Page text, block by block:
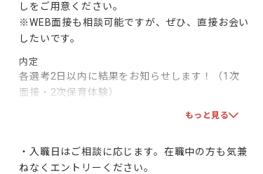
しをご用意ください。
※WEB面接も相談可能ですが、ぜひ、直接お会い
したいです。
内定
各選考2日以内に結果をお知らせします！（1次
面接・2次保育体験）
もっと見る
・入職日はご相談に応じます。在職中の方も気兼
ねなくエントリーください。